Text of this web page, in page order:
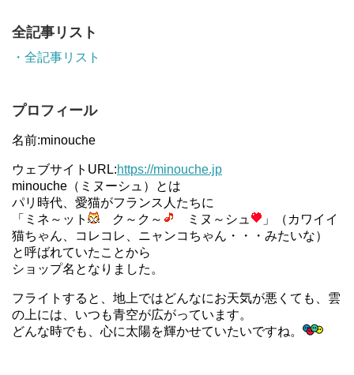
全記事リスト
・全記事リスト
プロフィール
名前:minouche
ウェブサイトURL:https://minouche.jp
minouche（ミヌーシュ）とは
パリ時代、愛猫がフランス人たちに
「ミネ～ット
ク～ク～ ミヌ～シュ
」（カワイイ
猫ちゃん、コレコレ、ニャンコちゃん・・・みたいな）
と呼ばれていたことから
ショップ名となりました。
フライトすると、地上ではどんなにお天気が悪くても、雲
の上には、いつも青空が広がっています。
どんな時でも、心に太陽を輝かせていたいですね。